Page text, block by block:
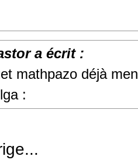
a écrit :
mathpazo déjà
: